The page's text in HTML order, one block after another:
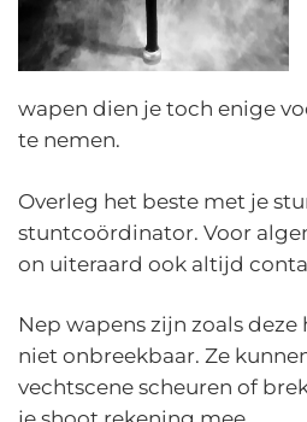
wapen dien je toch enige
te nemen.
Overleg het beste met je
stuntcoördinator. Voor
on uiteraard ook altijd
Nep wapens zijn zoals
niet onbreekbaar. Ze
vechtscene scheuren of